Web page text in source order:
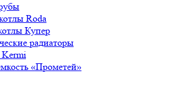
Roda
Купер
радиаторы
Kermi
«Прометей»